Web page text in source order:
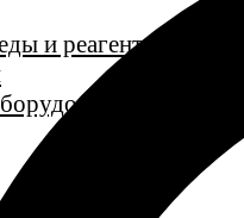
и реагенты